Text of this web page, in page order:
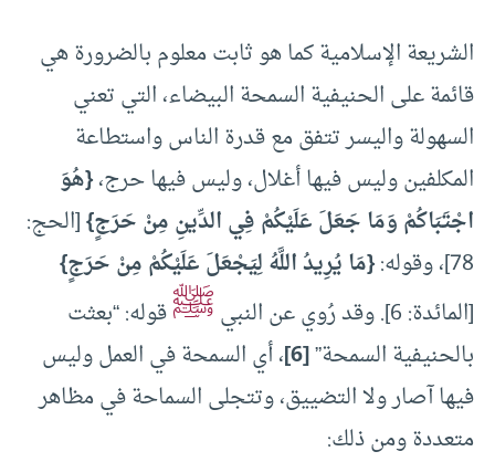
الشريعة الإسلامية كما هو ثابت معلوم بالضرورة هي
قائمة على الحنيفية السمحة البيضاء، التي تعني
السهولة واليسر تتفق مع قدرة الناس واستطاعة
المكلفين وليس فيها أغلال، وليس فيها حرج،{هُوَ
اجْتَبَاكُمْ وَمَا جَعَلَ عَلَيْكُمْ فِي الدِّينِ مِنْ حَرَجٍ}[الحج:
78]، وقوله:
{مَا يُرِيدُ اللَّهُ لِيَجْعَلَ عَلَيْكُمْ مِنْ حَرَجٍ}
[المائدة: 6]. وقد رُوي عن النبي
ﷺقوله: “بعثت
بالحنيفية السمحة”[6] ، أي السمحة في العمل وليس
فيها آصار ولا التضييق، وتتجلى السماحة في مظاهر
متعددة ومن ذلك: